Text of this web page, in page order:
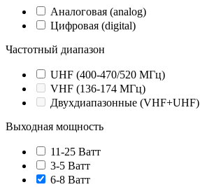
Аналоговая (analog)
Цифровая (digital)
Частотный диапазон
UHF (400-470/520 МГц)
VHF (136-174 МГц)
Двухдиапазонные (VHF+UHF)
Выходная мощность
11-25 Ватт
3-5 Ватт
6-8 Ватт